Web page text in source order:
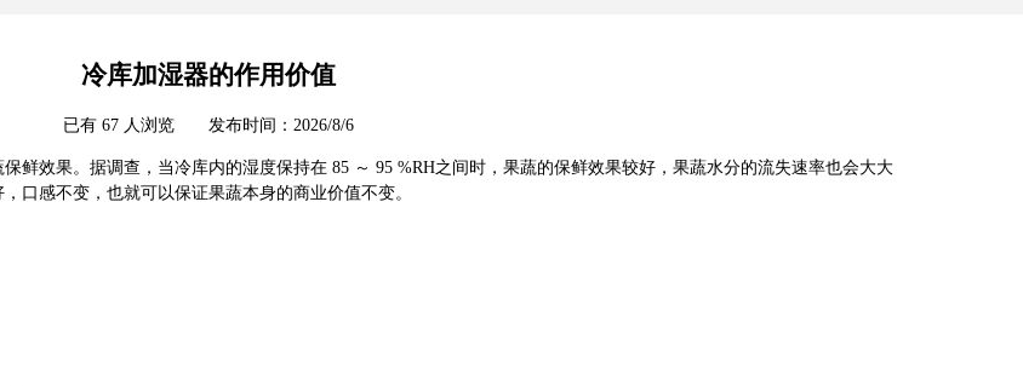
冷库加湿器的作用价值
已有 67 人浏览 发布时间：2026/8/6
鲜效果。据调查，当冷库内的湿度保持在 85 ～ 95 %RH之间时，果蔬的保鲜效果较好，果蔬水分的流失速率也会大大
口感不变，也就可以保证果蔬本身的商业价值不变。